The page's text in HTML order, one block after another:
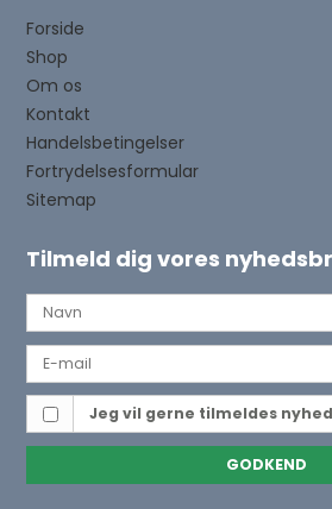
Forside
Shop
Om os
Kontakt
Handelsbetingelser
Fortrydelsesformular
Sitemap
Tilmeld dig vores
Jeg vil gerne tilmeldes
GODKEND